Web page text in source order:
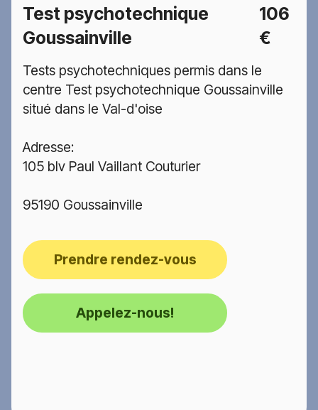
Test psychotechnique
Goussainville
106
€
Tests psychotechniques permis dans le
centre Test psychotechnique Goussainville
situé dans le Val-d'oise
Adresse:
105 blv Paul Vaillant Couturier
95190 Goussainville
Prendre rendez-vous
Appelez-nous!